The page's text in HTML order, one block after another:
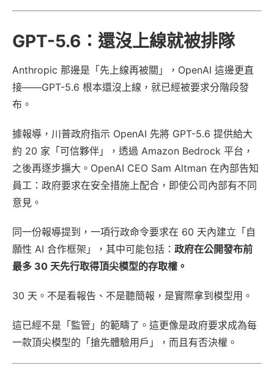
GPT-5.6：還沒上線就被排隊
Anthropic 那邊是「先上線再被關」，OpenAI 這邊更直
接——GPT-5.6 根本還沒上線，就已經被要求分階段發
布。
據報導，川普政府指示 OpenAI 先將 GPT-5.6 提供給大
約 20 家「可信夥伴」，透過 Amazon Bedrock 平台，
之後再逐步擴大。OpenAI CEO Sam Altman 在內部告知
員工：政府要求在安全措施上配合，即使公司內部有不同
意見。
同一份報導提到，一項行政命令要求在 60 天內建立「自
願性 AI 合作框架」，其中可能包括： 政府在公開發布前
最多 30 天先行取得頂尖模型的存取權。
30 天。不是看報告、不是聽簡報，是實際拿到模型用。
這已經不是「監管」的範疇了。這更像是政府要求成為每
一款頂尖模型的「搶先體驗用戶」，而且有否決權。